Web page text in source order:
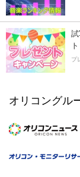
ト
プ
オリコングル